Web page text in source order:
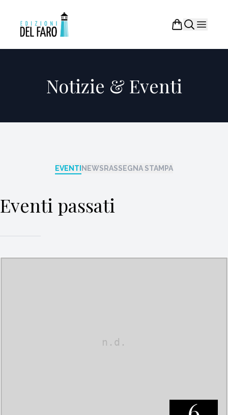
Notizie & Eventi
EVENTI NEWS RASSEGNA STAMPA
Eventi passati